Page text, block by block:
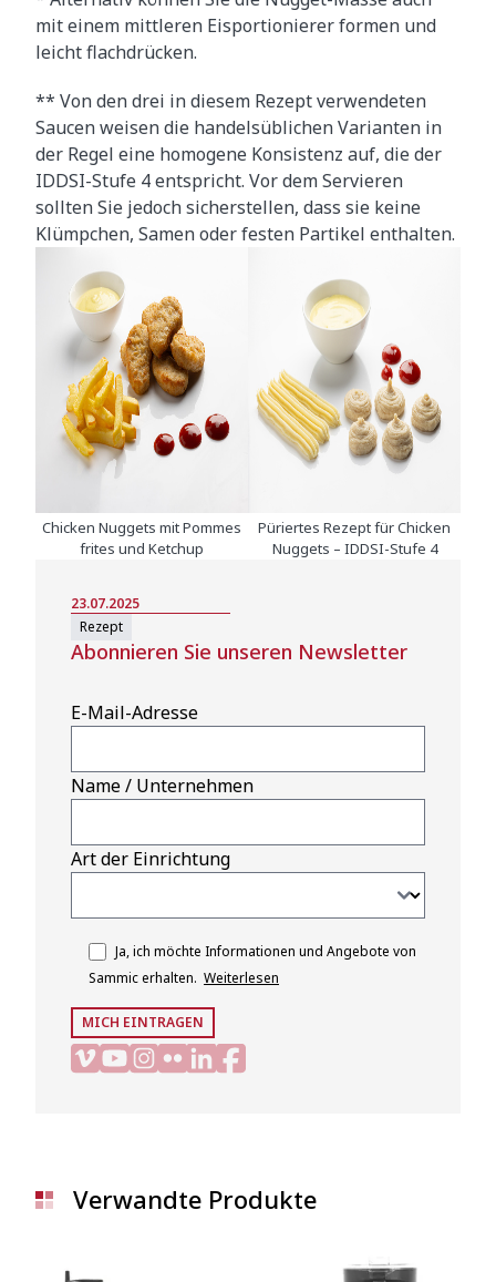
mit einem mittleren Eisportionierer formen und
leicht flachdrücken.
** Von den drei in diesem Rezept verwendeten
Saucen weisen die handelsüblichen Varianten in
der Regel eine homogene Konsistenz auf, die der
IDDSI-Stufe 4 entspricht. Vor dem Servieren
sollten Sie jedoch sicherstellen, dass sie keine
Klümpchen, Samen oder festen Partikel enthalten.
Chicken Nuggets mit Pommes
frites und Ketchup
Püriertes Rezept für Chicken
Nuggets – IDDSI-Stufe 4
23.07.2025
Rezept
Abonnieren Sie unseren Newsletter
E-Mail-Adresse
Name / Unternehmen
Art der Einrichtung
Ja, ich möchte Informationen und Angebote von
Sammic erhalten. Weiterlesen
MICH EINTRAGEN
Verwandte Produkte